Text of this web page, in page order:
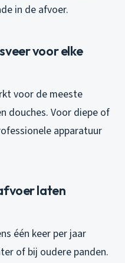
in de afvoer.
voor elke
voor de meeste
douches. Voor diepe of
apparatuur
laten
één keer per jaar
of bij oudere panden.